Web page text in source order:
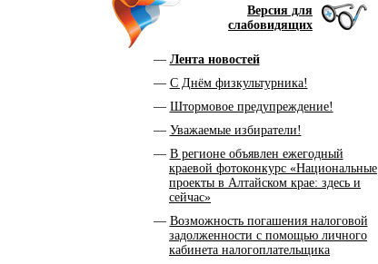
Версия для
слабовидящих
Лента новостей
С Днём физкультурника!
Штормовое предупреждение!
Уважаемые избиратели!
В регионе объявлен ежегодный
краевой фотоконкурс «Национальные
проекты в Алтайском крае: здесь и
сейчас»
Возможность погашения налоговой
задолженности с помощью личного
кабинета налогоплательщика